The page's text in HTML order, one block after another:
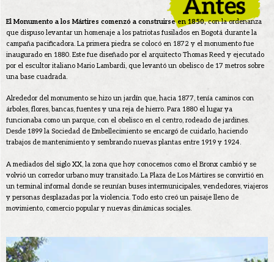
El Monumento a los Mártires comenzó a construirse en 1850,con la ordenanza
que dispuso levantar un homenaje a los patriotas fusilados en Bogotá durante la
campaña pacificadora. La primera piedra se colocó en 1872 y el monumento fue
inaugurado en 1880. Este fue diseñado por el arquitecto Thomas Reed y ejecutado
por el escultor italiano Mario Lambardi, que levantó un obelisco de 17 metros sobre
una base cuadrada.
Alrededor del monumento se hizo un jardín que, hacia 1877, tenía caminos con
árboles, flores, bancas, fuentes y una reja de hierro. Para 1880 el lugar ya
funcionaba como un parque, con el obelisco en el centro, rodeado de jardines.
Desde 1899 la Sociedad de Embellecimiento se encargó de cuidarlo, haciendo
trabajos de mantenimiento y sembrando nuevas plantas entre 1919 y 1924.
A mediados del siglo XX, la zona que hoy conocemos como el Bronx cambió y se
volvió un corredor urbano muy transitado. La Plaza de Los Mártires se convirtió en
un terminal informal donde se reunían buses intermunicipales, vendedores, viajeros
y personas desplazadas por la violencia. Todo esto creó un paisaje lleno de
movimiento, comercio popular y nuevas dinámicas sociales.